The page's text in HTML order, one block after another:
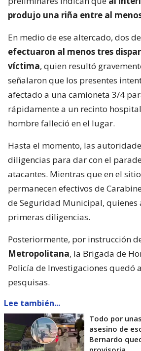
produjo una riña entre al
En medio de ese altercado, dos
efectuaron al menos tres
víctima, quien resultó
señalaron que los presentes
afectado a una camioneta 3/4
rápidamente a un recinto
hombre falleció en el lugar.
Hasta el momento, las
diligencias para dar con el
atacantes. Mientras que en el
permanecen efectivos de
de Seguridad Municipal, quienes
primeras diligencias.
Posteriormente, por instrucción
Metropolitana, la Brigada de
Policía de Investigaciones quedó
pesquisas.
Lee también...
Todo por
asesino de
Bernardo